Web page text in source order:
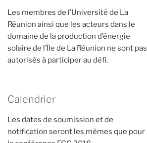
Les membres de l’Université de La
Réunion ainsi que les acteurs dans le
domaine de la production d’énergie
solaire de l’Île de La Réunion ne sont pas
autorisés à participer au défi.
Calendrier
Les dates de soumission et de
notification seront les mêmes que pour